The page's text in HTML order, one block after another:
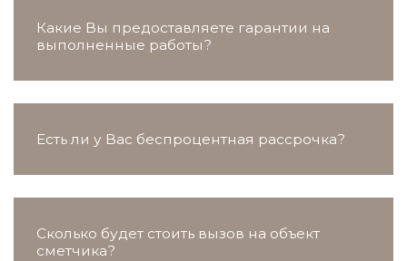
Какие Вы предоставляете гарантии на
выполненные работы?
Есть ли у Вас беспроцентная рассрочка?
Сколько будет стоить вызов на объект
сметчика?